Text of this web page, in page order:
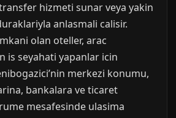
hizmeti sunar veya yakin
anlasmali calisir.
olan oteller, arac
is seyahati yapanlar icin
merkezi konumu,
bankalara ve ticaret
mesafesinde ulasima